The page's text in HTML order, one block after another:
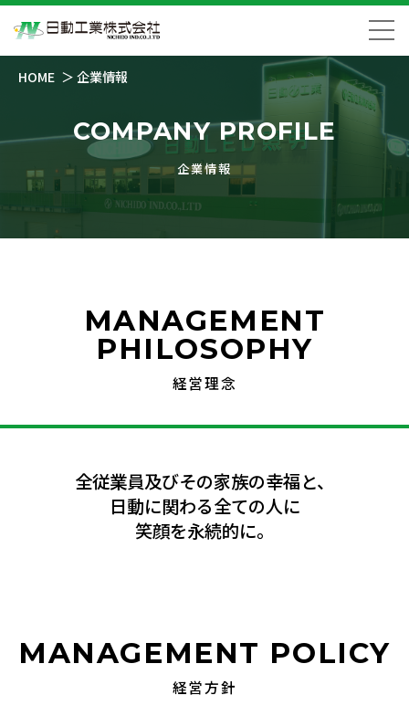
HOME 企業情報
COMPANY PROFILE
企業情報
MANAGEMENT
PHILOSOPHY
経営理念
全従業員及びその家族の幸福と、
日動に関わる全ての人に
笑顔を永続的に。
MANAGEMENT POLICY
経営方針